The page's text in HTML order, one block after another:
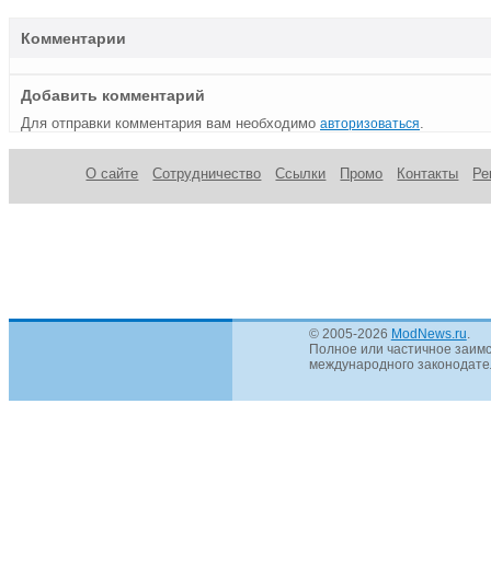
Комментарии
Добавить комментарий
Для отправки комментария вам необходимо авторизоваться
О сайте Сотрудничество Ссылки Промо Контакты
© 2005-2026 ModNews.ru
Полное или частичное
международного